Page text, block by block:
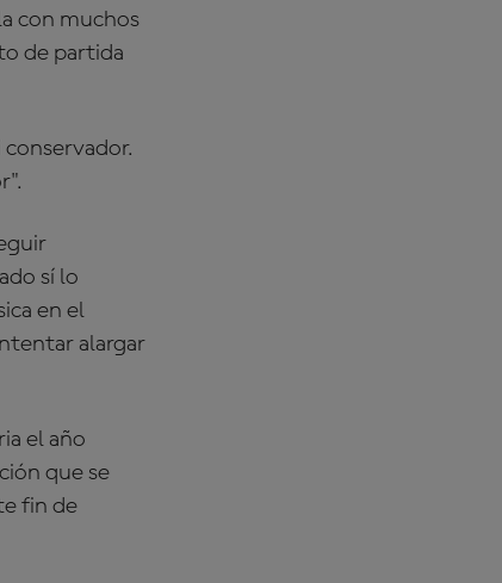
con muchos
de partida
sí lo
en el
alargar
el año
que se
fin de